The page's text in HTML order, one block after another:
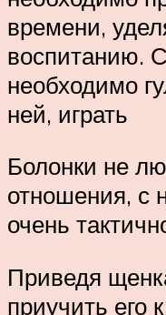
времени,
воспитанию.
необходимо
ней, играть
Болонки не
отношения, с
очень
Приведя
приучить его